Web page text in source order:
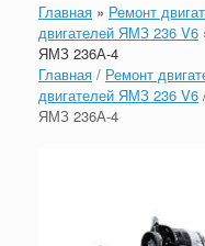
Главная » Ремонт
двигателей ЯМЗ 236 V6
ЯМЗ 236А-4
Главная / Ремонт
двигателей ЯМЗ 236 V6
ЯМЗ 236А-4